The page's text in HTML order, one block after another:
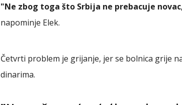
"Ne zbog toga što Srbija ne prebacuje
napominje Elek.
Četvrti problem je grijanje, jer se bolnica grije
dinarima.